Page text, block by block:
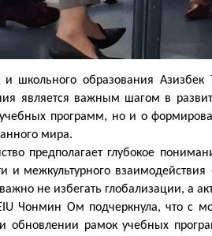
школьного образования
является важным шагом в
программ, но и о
мира.
предполагает глубокое
и межкультурного
не избегать глобализации, а
Чонмин Ом подчеркнула, что с
обновлении рамок учебных